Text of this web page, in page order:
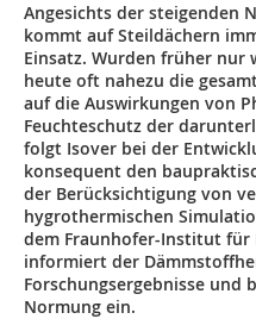
Angesichts der steigenden
kommt auf Steildächern
Einsatz. Wurden früher
heute oft nahezu die
auf die Auswirkungen von
Feuchteschutz der
folgt Isover bei der
konsequent den
der Berücksichtigung von
hygrothermischen
dem Fraunhofer-Institut für
informiert der
Forschungsergebnisse und
Normung ein.